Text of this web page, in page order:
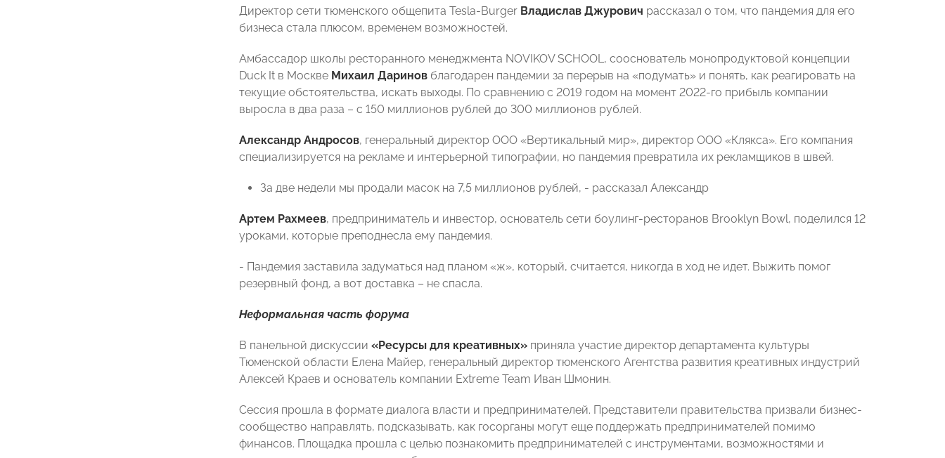
Директор сети тюменского общепита Tesla-Burger Владислав Джурович рассказал о том, что пандемия для его
бизнеса стала плюсом, временем возможностей.
Амбассадор школы ресторанного менеджмента NOVIKOV SCHOOL, сооснователь монопродуктовой концепции
Duck It в Москве Михаил Даринов благодарен пандемии за перерыв на «подумать» и понять, как реагировать на
текущие обстоятельства, искать выходы. По сравнению с 2019 годом на момент 2022-го прибыль компании
выросла в два раза – с 150 миллионов рублей до 300 миллионов рублей.
Александр Андросов, генеральный директор ООО «Вертикальный мир», директор ООО «Клякса». Его компания
специализируется на рекламе и интерьерной типографии, но пандемия превратила их рекламщиков в швей.
За две недели мы продали масок на 7,5 миллионов рублей, - рассказал Александр
Артем Рахмеев, предприниматель и инвестор, основатель сети боулинг-ресторанов Brooklyn Bowl, поделился 12
уроками, которые преподнесла ему пандемия.
- Пандемия заставила задуматься над планом «ж», который, считается, никогда в ход не идет. Выжить помог
резервный фонд, а вот доставка – не спасла.
Неформальная часть форума
В панельной дискуссии «Ресурсы для креативных» приняла участие директор департамента культуры
Тюменской области Елена Майер, генеральный директор тюменского Агентства развития креативных индустрий
Алексей Краев и основатель компании Extreme Team Иван Шмонин.
Сессия прошла в формате диалога власти и предпринимателей. Представители правительства призвали бизнес-
сообщество направлять, подсказывать, как госорганы могут еще поддержать предпринимателей помимо
финансов. Площадка прошла с целью познакомить предпринимателей с инструментами, возможностями и